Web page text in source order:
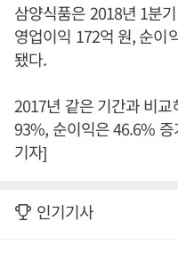
삼양식품은 2018년 1분
영업이익 172억 원, 순이
됐다.
2017년 같은 기간과 비
93%, 순이익은 46.6%
기자]
인기기사